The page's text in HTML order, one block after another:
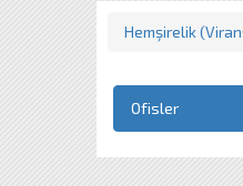
Hemşirelik
Ofisler